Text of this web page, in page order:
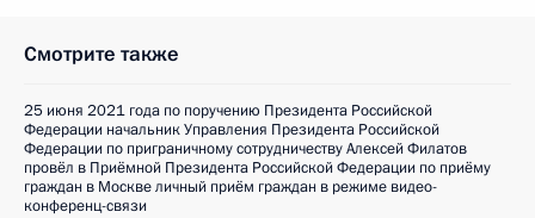
Смотрите также
25 июня 2021 года по поручению Президента Российской
Федерации начальник Управления Президента Российской
Федерации по приграничному сотрудничеству Алексей Филатов
провёл в Приёмной Президента Российской Федерации по приёму
граждан в Москве личный приём граждан в режиме видео-
конференц-связи